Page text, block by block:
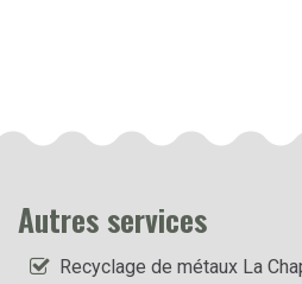
Autres services
Recyclage de métaux La